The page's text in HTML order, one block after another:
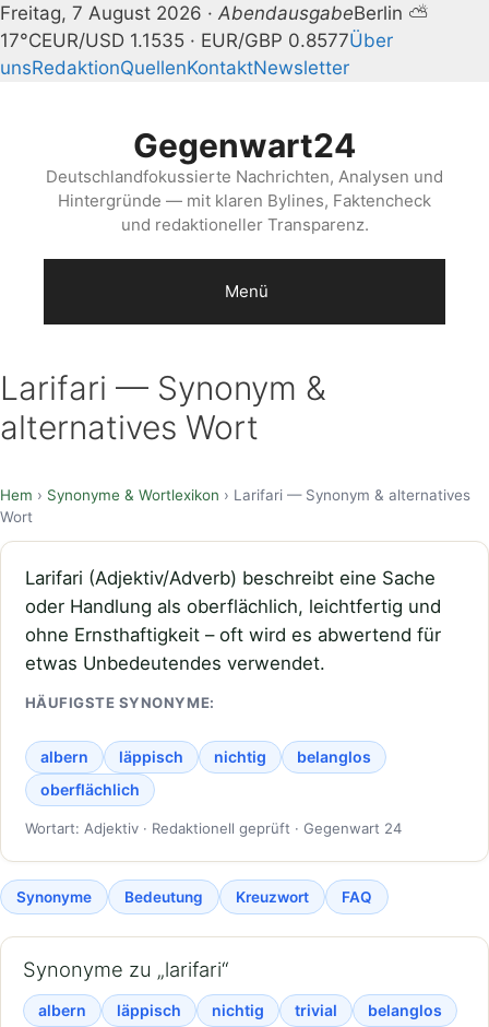
Freitag, 7 August 2026 · AbendausgabeBerlin ⛅
17°CEUR/USD 1.1535 · EUR/GBP 0.8577Über
unsRedaktionQuellenKontaktNewsletter
Gegenwart24
Deutschlandfokussierte Nachrichten, Analysen und
Hintergründe — mit klaren Bylines, Faktencheck
und redaktioneller Transparenz.
Menü
Larifari — Synonym &
alternatives Wort
Hem › Synonyme & Wortlexikon › Larifari — Synonym & alternatives
Wort
Larifari (Adjektiv/Adverb) beschreibt eine Sache
oder Handlung als oberflächlich, leichtfertig und
ohne Ernsthaftigkeit – oft wird es abwertend für
etwas Unbedeutendes verwendet.
HÄUFIGSTE SYNONYME:
albern läppisch nichtig
belanglos
oberflächlich
Wortart: Adjektiv · Redaktionell geprüft · Gegenwart 24
Synonyme Bedeutung Kreuzwort FAQ
Synonyme zu „larifari“
albern läppisch nichtig trivial
belanglos